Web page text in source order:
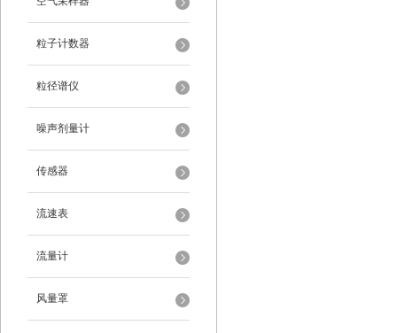
粒子计数器
粒径谱仪
噪声剂量计
传感器
流速表
流量计
风量罩